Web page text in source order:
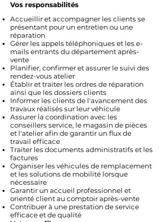
Vos responsabilités
Accueillir et accompagner les clients se
présentant pour un entretien ou une
réparation
Gérer les appels téléphoniques et les e-
mails entrants du département après-
vente
Planifier, confirmer et assurer le suivi des
rendez-vous atelier
Établir et traiter les ordres de réparation
ainsi que les dossiers clients
Informer les clients de l'avancement des
travaux réalisés sur leur véhicule
Assurer la coordination avec les
conseillers service, le magasin de pièces
et l'atelier afin de garantir un flux de
travail efficace
Traiter les documents administratifs et les
factures
Organiser les véhicules de remplacement
et les solutions de mobilité lorsque
nécessaire
Garantir un accueil professionnel et
orienté client au comptoir après-vente
Contribuer à une prestation de service
efficace et de qualité